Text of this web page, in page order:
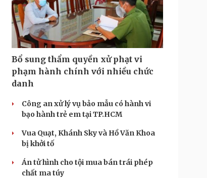
Bổ sung thẩm quyền xử phạt vi
phạm hành chính với nhiều chức
danh
Công an xử lý vụ bảo mẫu có hành vi
bạo hành trẻ em tại TP.HCM
Vua Quạt, Khánh Sky và Hồ Văn Khoa
bị khởi tố
Án tử hình cho tội mua bán trái phép
chất ma túy